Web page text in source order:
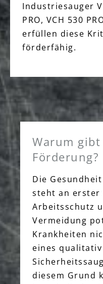
Industriesauger
PRO, VCH 530
erfüllen diese
förderfähig.
Warum gibt
Förderung?
Die
steht an erster
Arbeitsschutz
Vermeidung
Krankheiten
eines
diesem Grund